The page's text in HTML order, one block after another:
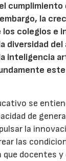
cumplimiento
la
los colegios e
diversidad del
inteligencia
este
se
de
la
las
que docentes